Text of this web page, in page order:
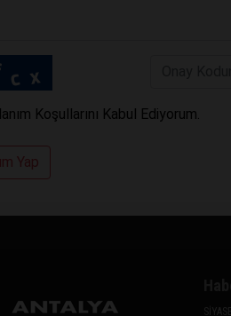
Koşullarını Kabul Ediyorum.
Yap